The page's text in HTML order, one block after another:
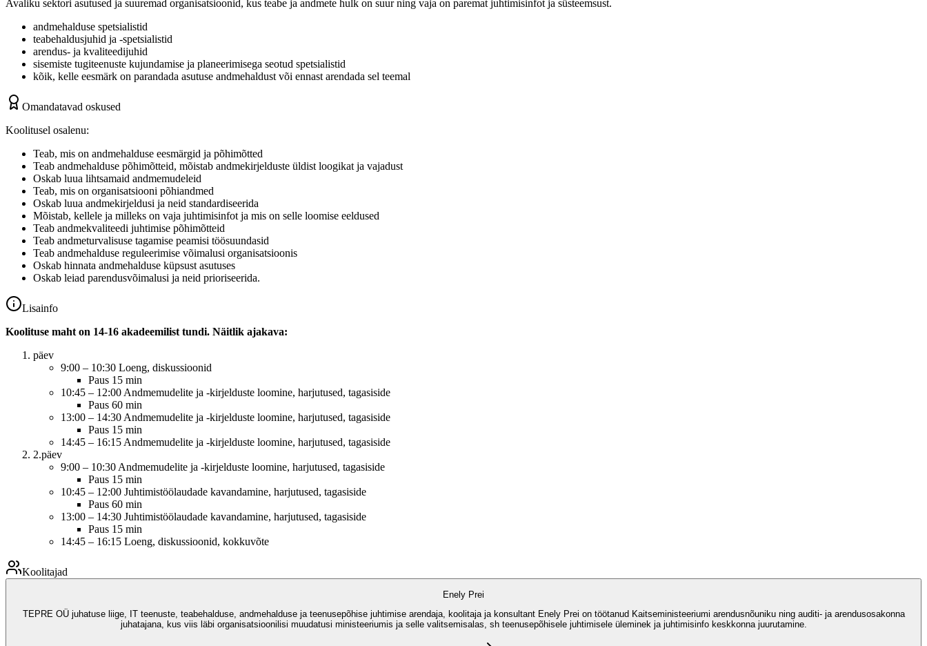
Avaliku sektori asutused ja suuremad organisatsioonid, kus teabe ja andmete hulk on suur ning vaja on paremat juhtimisinfot ja süsteemsust.
andmehalduse spetsialistid
teabehaldusjuhid ja -spetsialistid
arendus- ja kvaliteedijuhid
sisemiste tugiteenuste kujundamise ja planeerimisega seotud spetsialistid
kõik, kelle eesmärk on parandada asutuse andmehaldust või ennast arendada sel teemal
Omandatavad oskused
Koolitusel osalenu:
Teab, mis on andmehalduse eesmärgid ja põhimõtted
Teab andmehalduse põhimõtteid, mõistab andmekirjelduste üldist loogikat ja vajadust
Oskab luua lihtsamaid andmemudeleid
Teab, mis on organisatsiooni põhiandmed
Oskab luua andmekirjeldusi ja neid standardiseerida
Mõistab, kellele ja milleks on vaja juhtimisinfot ja mis on selle loomise eeldused
Teab andmekvaliteedi juhtimise põhimõtteid
Teab andmeturvalisuse tagamise peamisi töösuundasid
Teab andmehalduse reguleerimise võimalusi organisatsioonis
Oskab hinnata andmehalduse küpsust asutuses
Oskab leiad parendusvõimalusi ja neid prioriseerida.
Lisainfo
Koolituse maht on 14-16 akadeemilist tundi. Näitlik ajakava:
päev
9:00 – 10:30 Loeng, diskussioonid
Paus 15 min
10:45 – 12:00 Andmemudelite ja -kirjelduste loomine, harjutused, tagasiside
Paus 60 min
13:00 – 14:30 Andmemudelite ja -kirjelduste loomine, harjutused, tagasiside
Paus 15 min
14:45 – 16:15 Andmemudelite ja -kirjelduste loomine, harjutused, tagasiside
2.päev
9:00 – 10:30 Andmemudelite ja -kirjelduste loomine, harjutused, tagasiside
Paus 15 min
10:45 – 12:00 Juhtimistöölaudade kavandamine, harjutused, tagasiside
Paus 60 min
13:00 – 14:30 Juhtimistöölaudade kavandamine, harjutused, tagasiside
Paus 15 min
14:45 – 16:15 Loeng, diskussioonid, kokkuvõte
Koolitajad
Enely Prei
TEPRE OÜ juhatuse liige, IT teenuste, teabehalduse, andmehalduse ja teenusepõhise juhtimise arendaja, koolitaja ja konsultant Enely Prei on töötanud Kaitseministeeriumi arendusnõuniku ning auditi- ja arendusosakonna
juhatajana, kus viis läbi organisatsioonilisi muudatusi ministeeriumis ja selle valitsemisalas, sh teenusepõhisele juhtimisele üleminek ja juhtimisinfo keskkonna juurutamine.